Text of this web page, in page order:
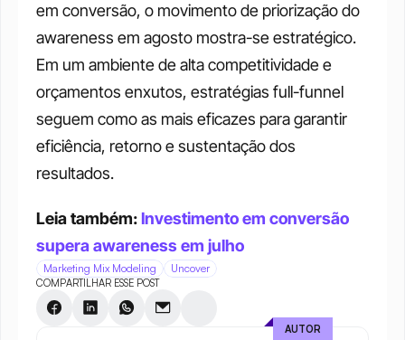
em conversão, o movimento de priorização do
awareness em agosto mostra-se estratégico.
Em um ambiente de alta competitividade e
orçamentos enxutos, estratégias full-funnel
seguem como as mais eficazes para garantir
eficiência, retorno e sustentação dos
resultados.
Leia também: Investimento em conversão
supera awareness em julho
Marketing Mix Modeling Uncover
COMPARTILHAR ESSE POST
AUTOR